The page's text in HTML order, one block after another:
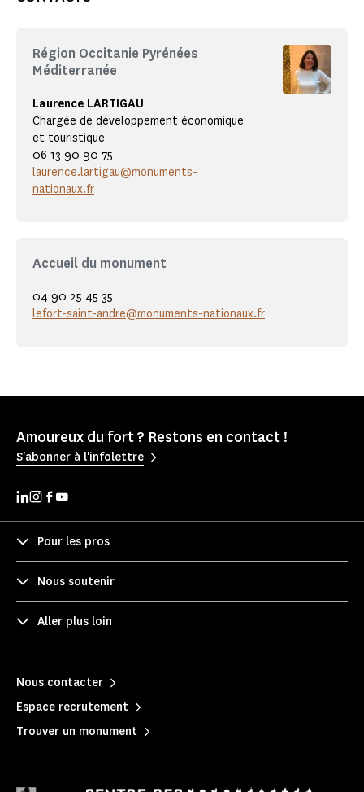
Région Occitanie Pyrénées
Méditerranée
Laurence LARTIGAU
Chargée de développement économique
et touristique
06 13 90 90 75
laurence.lartigau@monuments-
nationaux.fr
Accueil du monument
04 90 25 45 35
lefort-saint-andre@monuments-nationaux.fr
Amoureux du fort ? Restons en contact !
S'abonner à l'infolettre
Pour les pros
Nous soutenir
Aller plus loin
Nous contacter
Espace recrutement
Trouver un monument